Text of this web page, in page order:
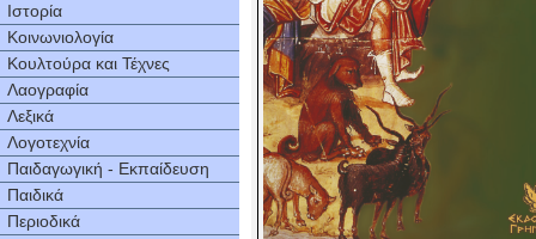
Ιστορία
Κοινωνιολογία
Κουλτούρα και Τέχνες
Λαογραφία
Λεξικά
Λογοτεχνία
Παιδαγωγική - Εκπαίδευση
Παιδικά
Περιοδικά